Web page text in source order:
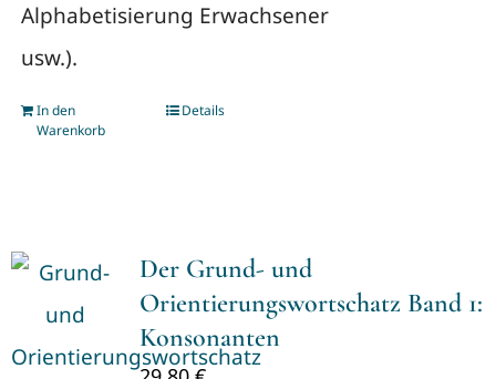
Alphabetisierung Erwachsener
usw.).
In den
Warenkorb
Details
Der Grund- und
Orientierungswortschatz Band 1:
Konsonanten